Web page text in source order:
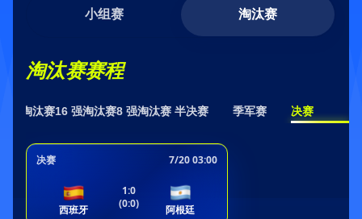
小组赛 淘汰赛
淘汰赛赛程
强淘汰赛16 强淘汰赛8 强淘汰赛 半决赛 季军赛 决赛
决赛 7/20 03:00
西班牙
1:0
(0:0) 阿根廷